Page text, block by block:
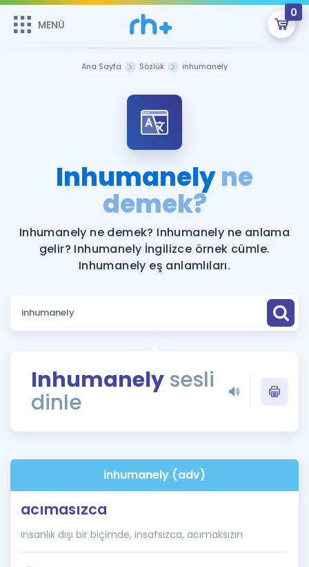
MENÜ
0
Şifremi Hatırlamıyorum
Sepetin Şu An Boş.
Remzi Hoca ile seni sınava hazırlayacak onlarca eğitim seni
bekliyor!
MENÜ
Katılımcı Görüşleri
Faydalı Araçlar
Ücretsiz Kaynaklar
Puan Hesaplama
ÖSYM Sınav Takvimi
Kampanyalar
İngilizce Gramer
İngilizce Gramer
Ana Sayfa Sözlük inhumanely
Inhumanelyne
demek?
Inhumanely ne demek? Inhumanely ne anlama
gelir? Inhumanely İngilizce örnek cümle.
Inhumanely eş anlamlıları.
Inhumanely sesli
dinle
inhumanely (adv)
acımasızca
insanlık dışı bir biçimde, insafsızca, acımaksızın